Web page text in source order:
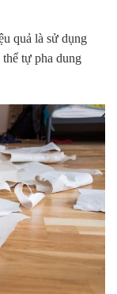
quả là sử dụng
tự pha dung